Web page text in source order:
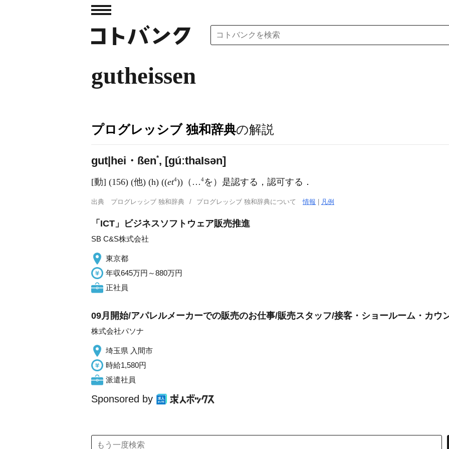
gutheissen
プログレッシブ 独和辞典の解説
gut|hei・ßen*, [ɡúːthaIsən]
[動] (156) (他) (h) ((et4))（…4を）是認する，認可する．
出典 プログレッシブ 独和辞典 プログレッシブ 独和辞典について情報 凡例
「ICT」ビジネスソフトウェア販売推進
SB C&S株式会社
東京都
年収645万円～880万円
正社員
09月開始/アパレルメーカーでの販売のお仕事/販売スタッフ/接客・ショールーム・カウ
株式会社パソナ
埼玉県 入間市
時給1,580円
派遣社員
Sponsored by